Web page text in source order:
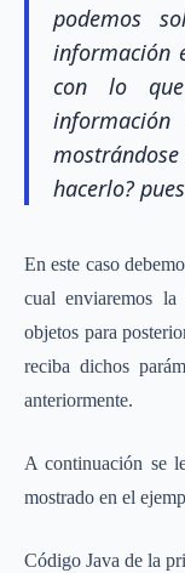
podemos
información
con lo
hacerlo?
En este caso
cual enviaremos
objetos para
reciba dichos
anteriormente.
A continuación se
mostrado en el
Código Java de la